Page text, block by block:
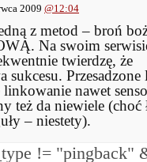
2009 @12:04
z metod – broń
Na swoim
twierdzę, że
sukcesu.
nawet
też da niewiele (choć
– niestety).
!= "pingback"